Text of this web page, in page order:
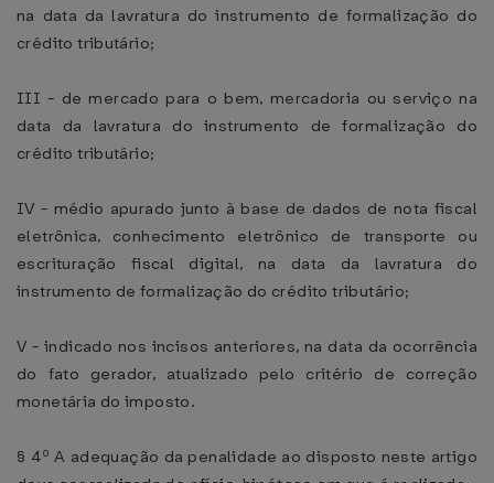
na data da lavratura do instrumento de formalização do
crédito tributário;
III - de mercado para o bem, mercadoria ou serviço na
data da lavratura do instrumento de formalização do
crédito tributário;
IV - médio apurado junto à base de dados de nota fiscal
eletrônica, conhecimento eletrônico de transporte ou
escrituração fiscal digital, na data da lavratura do
instrumento de formalização do crédito tributário;
V - indicado nos incisos anteriores, na data da ocorrência
do fato gerador, atualizado pelo critério de correção
monetária do imposto.
§ 4º A adequação da penalidade ao disposto neste artigo